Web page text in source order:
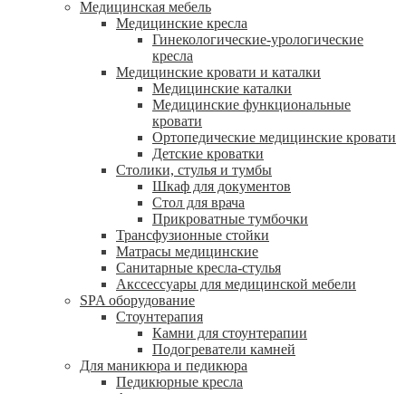
Медицинская мебель
Медицинские кресла
Гинекологические-урологические
кресла
Медицинские кровати и каталки
Медицинские каталки
Медицинские функциональные
кровати
Ортопедические медицинские кровати
Детские кроватки
Столики, стулья и тумбы
Шкаф для документов
Стол для врача
Прикроватные тумбочки
Трансфузионные стойки
Матрасы медицинские
Санитарные кресла-стулья
Акссессуары для медицинской мебели
SPA оборудование
Стоунтерапия
Камни для стоунтерапии
Подогреватели камней
Для маникюра и педикюра
Педикюрные кресла